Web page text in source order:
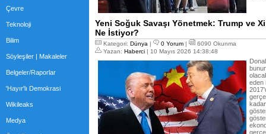
Çevre
Teknoloji
Bilim
Söyleşiler | Makaleler
Belgeler/Raporlar
'Hayır'lı Demokrasi
Wikileaks
Medya
Yeni Soğuk Savaşı Yönetmek: Trump ve
Ne İstiyor?
Kategori: Dünya | 0 Yorum |
6090 Okunma
Yazan: Haberci | 10 Mayıs 2026 14:38:48
eden